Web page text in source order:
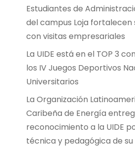
Estudiantes de
del campus Loja fortalecen
con visitas empresariales
La UIDE está en el TOP 3
los IV Juegos Deportivos
Universitarios
La Organización
Caribeña de Energía
reconocimiento a la UIDE
técnica y pedagógica de